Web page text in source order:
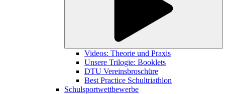
Videos: Theorie und Praxis
Unsere Trilogie: Booklets
DTU Vereinsbroschüre
Best Practice Schultriathlon
Schulsportwettbewerbe